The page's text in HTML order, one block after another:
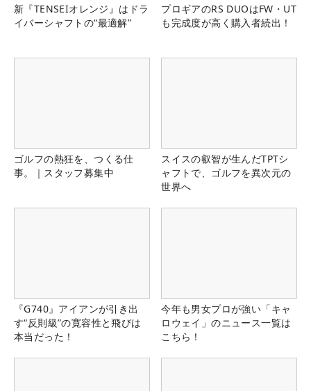
新『TENSEIオレンジ』はドラ
イバーシャフトの“最適解”
プロギアのRS DUOはFW・UT
も完成度が高く購入者続出！
ゴルフの熱狂を、つくる仕
事。｜スタッフ募集中
スイスの叡智が生んだTPTシ
ャフトで、ゴルフを異次元の
世界へ
『G740』アイアンが引き出
す“反則級”の寛容性と飛びは
本当だった！
今年も男女プロが強い「キャ
ロウェイ」のニュース一覧は
こちら！